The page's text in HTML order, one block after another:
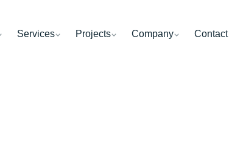
Services Projects Company Contact